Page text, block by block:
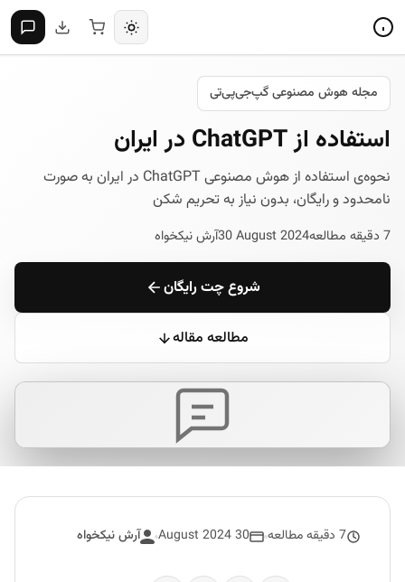
مجله هوش مصنوعی گپ‌جی‌پی‌تی
استفاده از ChatGPT در ایران
نحوه‌ی استفاده از هوش مصنوعی ChatGPT در ایران به صورت
نامحدود و رایگان، بدون نیاز به تحریم شکن
7 دقیقه مطالعه 30 August 2024آرش نیکخواه
شروع چت رایگان
مطالعه مقاله
7 دقیقه مطالعه 30 August 2024 آرش نیکخواه